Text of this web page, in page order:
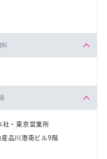
料
社・東京営業所
品川港南ビル9階